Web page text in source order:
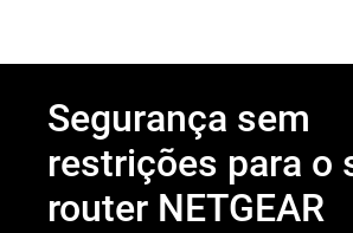
Segurança sem
restrições para o
router NETGEAR